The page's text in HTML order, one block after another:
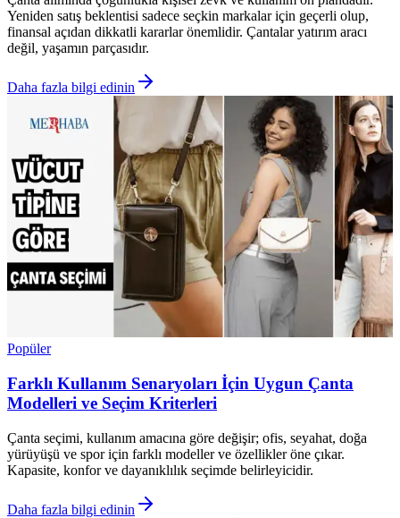
Yeniden satış beklentisi sadece seçkin markalar için geçerli olup,
finansal açıdan dikkatli kararlar önemlidir. Çantalar yatırım aracı
değil, yaşamın parçasıdır.
Daha fazla bilgi edinin
Popüler
Farklı Kullanım Senaryoları İçin Uygun Çanta
Modelleri ve Seçim Kriterleri
Çanta seçimi, kullanım amacına göre değişir; ofis, seyahat, doğa
yürüyüşü ve spor için farklı modeller ve özellikler öne çıkar.
Kapasite, konfor ve dayanıklılık seçimde belirleyicidir.
Daha fazla bilgi edinin